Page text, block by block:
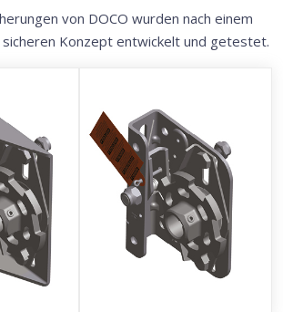
von DOCO wurden nach einem
sicheren Konzept entwickelt und getestet.